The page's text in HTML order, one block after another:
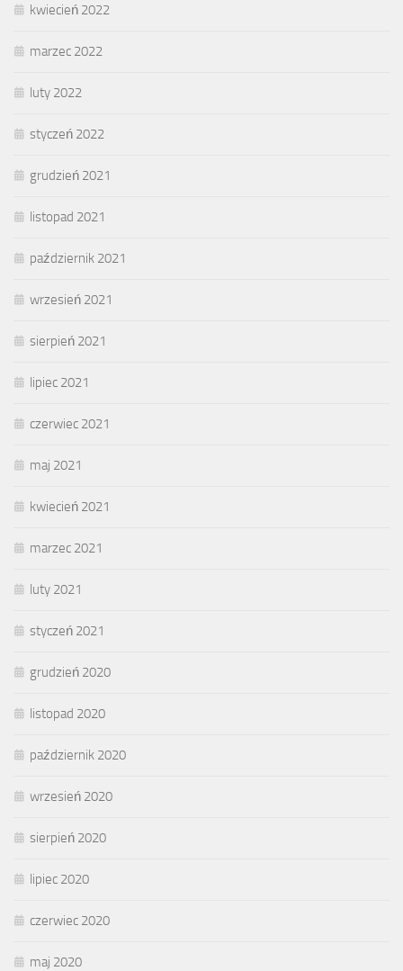
kwiecień 2022
marzec 2022
luty 2022
styczeń 2022
grudzień 2021
listopad 2021
październik 2021
wrzesień 2021
sierpień 2021
lipiec 2021
czerwiec 2021
maj 2021
kwiecień 2021
marzec 2021
luty 2021
styczeń 2021
grudzień 2020
listopad 2020
październik 2020
wrzesień 2020
sierpień 2020
lipiec 2020
czerwiec 2020
maj 2020